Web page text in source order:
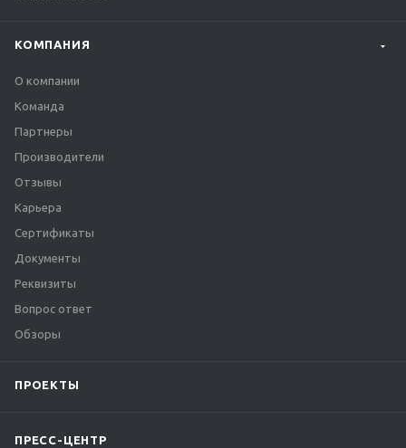
КОМПАНИЯ
О компании
Команда
Партнеры
Производители
Отзывы
Карьера
Сертификаты
Документы
Реквизиты
Вопрос ответ
Обзоры
ПРОЕКТЫ
ПРЕСС-ЦЕНТР